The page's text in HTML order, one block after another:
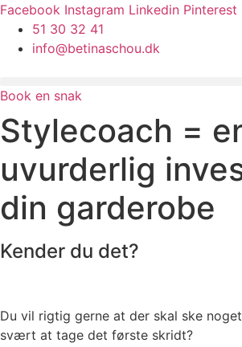
Videre
indhold
Facebook Instagram Linkedin Pinterest
51 30 32 41
info@betinaschou.dk
Book en snak
Stylecoach =
uvurderlig
din garderobe
Kender du det?
Du vil rigtig gerne at der skal ske
svært at tage det første skridt?